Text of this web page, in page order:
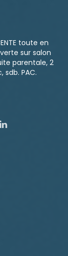
toute en
sur salon
parentale, 2
PAC.